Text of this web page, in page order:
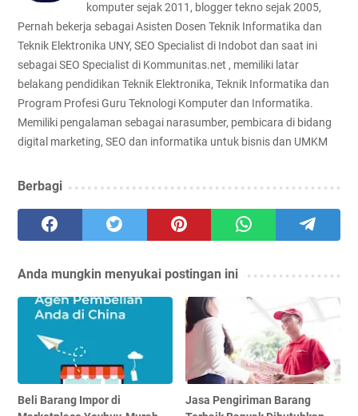
komputer sejak 2011, blogger tekno sejak 2005,
Pernah bekerja sebagai Asisten Dosen Teknik Informatika dan
Teknik Elektronika UNY, SEO Specialist di Indobot dan saat ini
sebagai SEO Specialist di Kommunitas.net , memiliki latar
belakang pendidikan Teknik Elektronika, Teknik Informatika dan
Program Profesi Guru Teknologi Komputer dan Informatika.
Memiliki pengalaman sebagai narasumber, pembicara di bidang
digital marketing, SEO dan informatika untuk bisnis dan UMKM
Berbagi
Anda mungkin menyukai postingan ini
Beli Barang Impor di
Jasa Pengiriman Barang